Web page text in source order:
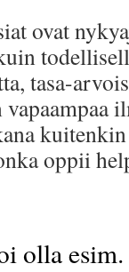
ovat
tasa-
oppii
olla